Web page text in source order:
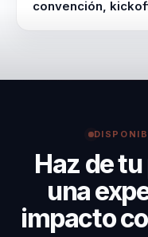
convención,
Sus charlas ofrecen
Haz de
una
impacto